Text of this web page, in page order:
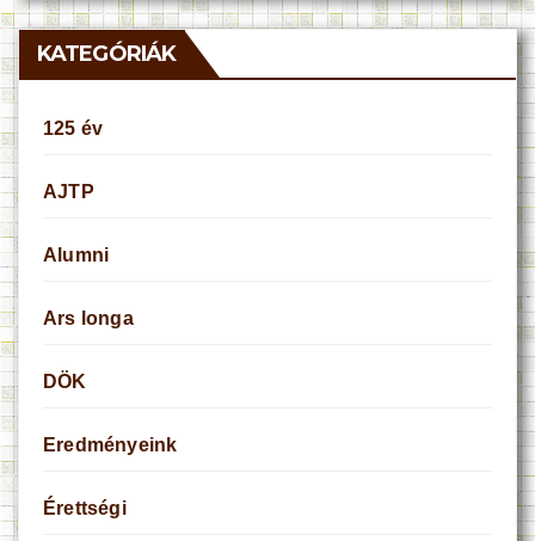
KATEGÓRIÁK
125 év
AJTP
Alumni
Ars longa
DÖK
Eredményeink
Érettségi